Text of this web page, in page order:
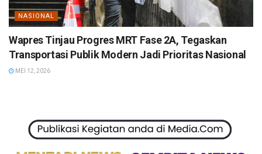
NASIONAL
Wapres Tinjau Progres MRT Fase 2A, Tegaskan
Transportasi Publik Modern Jadi Prioritas Nasional
MEI 12, 2026